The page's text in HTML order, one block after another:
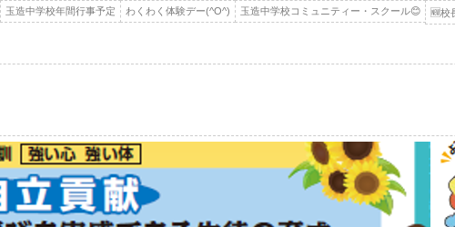
玉造中学校年間行事予定 わくわく体験デー(^O^) 玉造中学校コミュニティー・スクール😊 🆕校